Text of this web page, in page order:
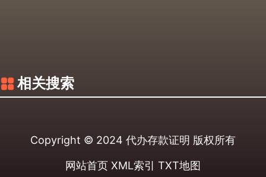
相关搜索
Copyright © 2024 代办存款证明 版权所有
网站首页 XML索引 TXT地图